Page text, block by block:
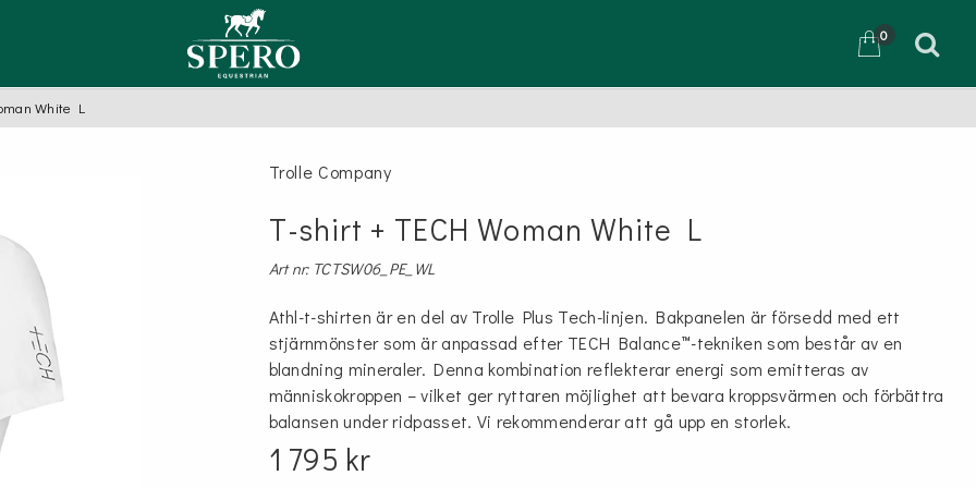
0
SCHABRAK, SADELPADD
Hoppschabrak
Sadelpadd
FÖRBYGLAR
Grimmor
Grimskaft
VÄSKOR
Equipe
OLJA
MED SÄKERHET
stirrup
White L
Trolle Company
T-shirt + TECH Woman White L
Art nr: TCTSW06_PE_WL
Athl-t-shirten är en del av Trolle Plus Tech-linjen. Bakpanelen är försedd med ett
stjärnmönster som är anpassad efter TECH Balance™-tekniken som består av en
blandning mineraler. Denna kombination reflekterar energi som emitteras av
människokroppen – vilket ger ryttaren möjlighet att bevara kroppsvärmen och förbättra
balansen under ridpasset. Vi rekommenderar att gå upp en storlek.
1 795 kr